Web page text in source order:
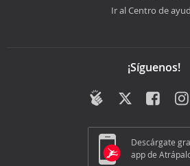
Ir al Centro de
¡Síguenos!
Descárgate
app de